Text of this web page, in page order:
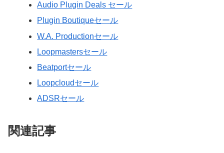
Audio Plugin Deals セール
Plugin Boutiqueセール
W.A. Productionセール
Loopmastersセール
Beatportセール
Loopcloudセール
ADSRセール
関連記事